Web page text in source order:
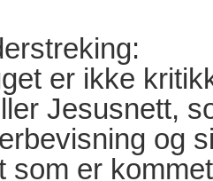
er ikke
Jesusnett,
og
som er